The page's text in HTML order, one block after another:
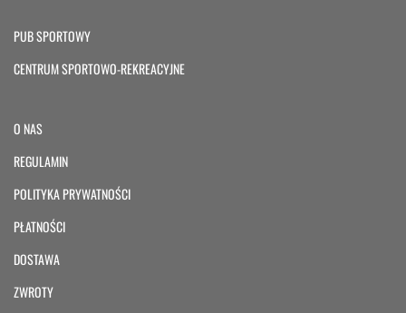
PUB SPORTOWY
CENTRUM SPORTOWO-REKREACYJNE
O NAS
REGULAMIN
POLITYKA PRYWATNOŚCI
PŁATNOŚCI
DOSTAWA
ZWROTY